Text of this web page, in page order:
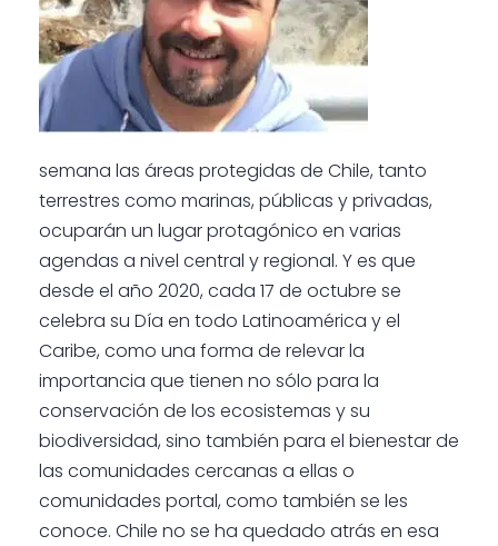
semana las áreas protegidas de Chile, tanto
terrestres como marinas, públicas y privadas,
ocuparán un lugar protagónico en varias
agendas a nivel central y regional. Y es que
desde el año 2020, cada 17 de octubre se
celebra su Día en todo Latinoamérica y el
Caribe, como una forma de relevar la
importancia que tienen no sólo para la
conservación de los ecosistemas y su
biodiversidad, sino también para el bienestar de
las comunidades cercanas a ellas o
comunidades portal, como también se les
conoce. Chile no se ha quedado atrás en esa